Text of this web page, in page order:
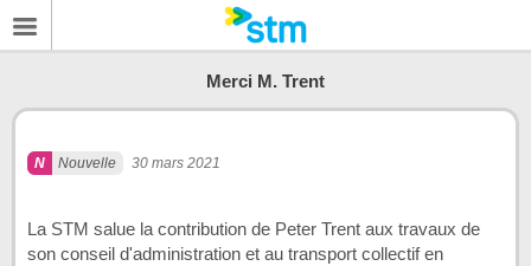
Merci M. Trent
Nouvelle 30 mars 2021
La STM salue la contribution de Peter Trent aux travaux de
son conseil d'administration et au transport collectif en